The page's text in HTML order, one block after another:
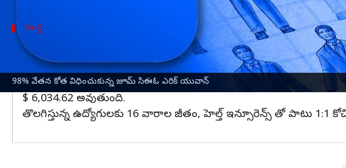
98% వేతన కోత విధించుకున్న జూమ్ సిఈఓ ఎరిక్ యువాన్
సంస్థ
ఎగ్జిక్యూటివ్ లీడర్‌షిప్ టీమ్ సభ్యులు బేస్ శాలరీ 20 శాతంకు
జూమ్‌ సంస్థలోని ఎగ్జిక్యూటివ్ లీడర్‌షిప్ టీమ్ సభ్యులు తమ బేస్ శాలరీ 20
బ్లూమ్‌బెర్గ్ నివేదిక ప్రకారం, యువాన్ గత సంవత్సరం బేస్ శాలరీ
$ 6,034.62 అవుతుంది.
తొలగిస్తున్న ఉద్యోగులకు 16 వారాల జీతం, హెల్త్ ఇన్సూరెన్స్ తో పాటు 1:1